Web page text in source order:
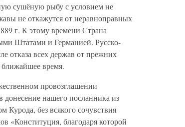
сушёную рыбу с условием не
не откажутся от неравноправных
г. К этому времени Страна
Штатами и Германией. Русско-
отказа всех держав от прежних
время.
провозглашении
донесение нашего посланника из
Курода, без всякого сочувствия
«Конституция, благодаря которой